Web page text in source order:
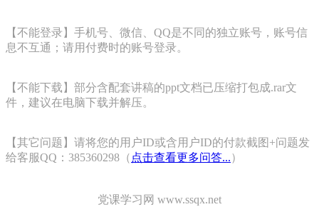
【不能登录】手机号、微信、QQ是不同的独立账号，账号信
息不互通；请用付费时的账号登录。
【不能下载】部分含配套讲稿的ppt文档已压缩打包成.rar文
件，建议在电脑下载并解压。
【其它问题】请将您的用户ID或含用户ID的付款截图+问题发
给客服QQ：385360298（ 点击查看更多问答...）
党课学习网 www.ssqx.net